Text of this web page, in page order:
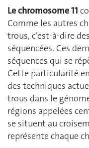
Le chromosome 11
Comme les autres
trous, c’est-à-dire
séquencées. Ces
séquences qui se
Cette particularité
des techniques
trous dans le
régions appelées
se situent au
représente chaque